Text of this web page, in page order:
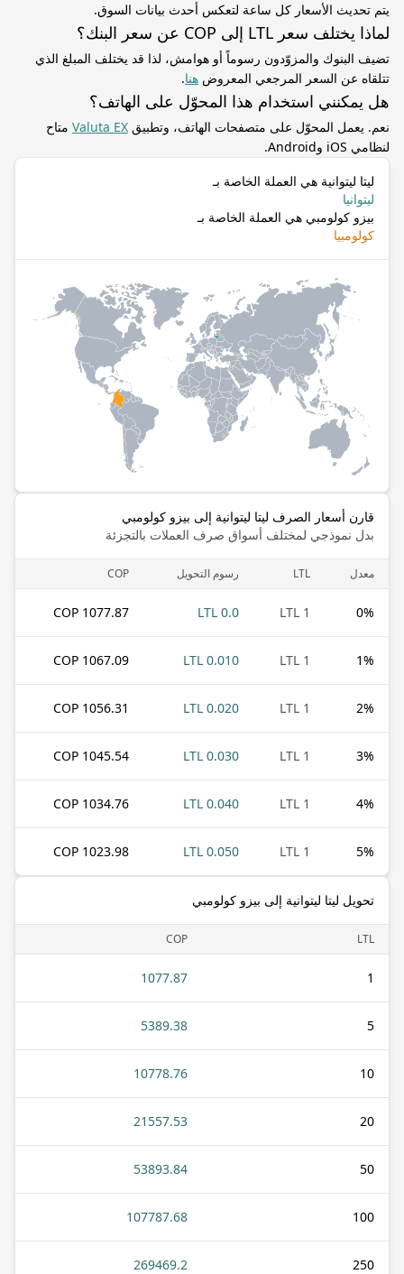
يتم تحديث الأسعار كل ساعة لتعكس أحدث بيانات السوق.
لماذا يختلف سعر LTL إلى COP عن سعر البنك؟
تضيف البنوك والمزوّدون رسوماً أو هوامش، لذا قد يختلف المبلغ الذي
تتلقاه عن السعر المرجعي المعروض هنا.
هل يمكنني استخدام هذا المحوّل على الهاتف؟
نعم. يعمل المحوّل على متصفحات الهاتف، وتطبيق Valuta EX متاح
لنظامي iOS وAndroid.
ليتا ليتوانية هي العملة الخاصة بـ
ليتوانيا
بيزو كولومبي هي العملة الخاصة بـ
كولومبيا
قارن أسعار الصرف ليتا ليتوانية إلى بيزو كولومبي
بدل نموذجي لمختلف أسواق صرف العملات بالتجزئة
معدل LTL رسوم التحويل COP
0%
1 LTL
0.0 LTL
1077.87 COP
1%
1 LTL
0.010 LTL
1067.09 COP
2%
1 LTL
0.020 LTL
1056.31 COP
3%
1 LTL
0.030 LTL
1045.54 COP
4%
1 LTL
0.040 LTL
1034.76 COP
5%
1 LTL
0.050 LTL
1023.98 COP
تحويل ليتا ليتوانية إلى بيزو كولومبي
LTL
COP
1
1077.87
5
5389.38
10
10778.76
20
21557.53
50
53893.84
100
107787.68
250
269469.2